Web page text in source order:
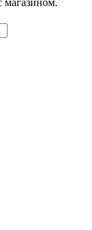
магазином.